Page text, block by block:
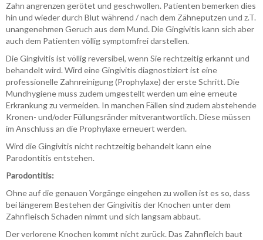
Zahn angrenzen gerötet und geschwollen. Patienten bemerken dies
hin und wieder durch Blut während / nach dem Zähneputzen und z.T.
unangenehmen Geruch aus dem Mund. Die Gingivitis kann sich aber
auch dem Patienten völlig symptomfrei darstellen.
Die Gingivitis ist völlig reversibel, wenn Sie rechtzeitig erkannt und
behandelt wird. Wird eine Gingivitis diagnostiziert ist eine
professionelle Zahnreinigung (Prophylaxe) der erste Schritt. Die
Mundhygiene muss zudem umgestellt werden um eine erneute
Erkrankung zu vermeiden. In manchen Fällen sind zudem abstehende
Kronen- und/oder Füllungsränder mitverantwortlich. Diese müssen
im Anschluss an die Prophylaxe erneuert werden.
Wird die Gingivitis nicht rechtzeitig behandelt kann eine
Parodontitis entstehen.
Parodontitis:
Ohne auf die genauen Vorgänge eingehen zu wollen ist es so, dass
bei längerem Bestehen der Gingivitis der Knochen unter dem
Zahnfleisch Schaden nimmt und sich langsam abbaut.
Der verlorene Knochen kommt nicht zurück. Das Zahnfleich baut